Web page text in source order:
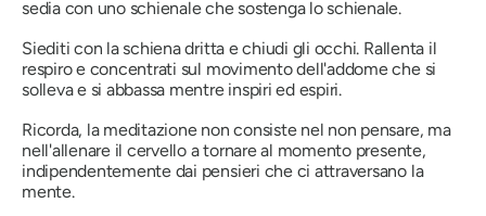
sedia con uno schienale che sostenga lo schienale.
Siediti con la schiena dritta e chiudi gli occhi. Rallenta il
respiro e concentrati sul movimento dell'addome che si
solleva e si abbassa mentre inspiri ed espiri.
Ricorda, la meditazione non consiste nel non pensare, ma
nell'allenare il cervello a tornare al momento presente,
indipendentemente dai pensieri che ci attraversano la
mente.